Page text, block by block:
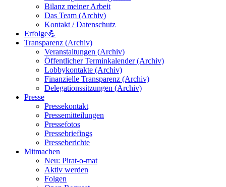
Bilanz meiner Arbeit
Das Team (Archiv)
Kontakt / Datenschutz
Erfolge💪
Transparenz (Archiv)
Veranstaltungen (Archiv)
Öffentlicher Terminkalender (Archiv)
Lobbykontakte (Archiv)
Finanzielle Transparenz (Archiv)
Delegationssitzungen (Archiv)
Presse
Pressekontakt
Pressemitteilungen
Pressefotos
Pressebriefings
Presseberichte
Mitmachen
Neu: Pirat-o-mat
Aktiv werden
Folgen